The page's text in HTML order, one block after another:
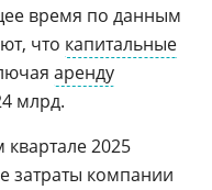
время по данным
что капитальные
аренду
млрд.
2025
затраты компании